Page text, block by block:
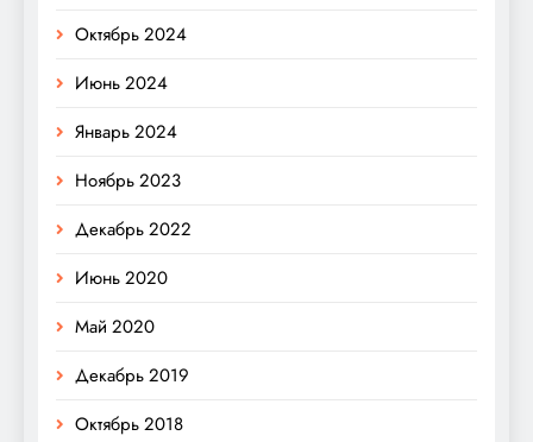
Октябрь 2024
Июнь 2024
Январь 2024
Ноябрь 2023
Декабрь 2022
Июнь 2020
Май 2020
Декабрь 2019
Октябрь 2018